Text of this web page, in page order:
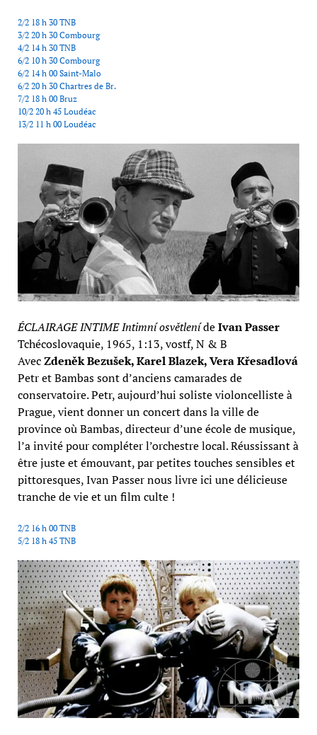
2/2 18 h 30 TNB
3/2 20 h 30 Combourg
4/2 14 h 30 TNB
6/2 10 h 30 Combourg
6/2 14 h 00 Saint-Malo
6/2 20 h 30 Chartres de Br.
7/2 18 h 00 Bruz
10/2 20 h 45 Loudéac
13/2 11 h 00 Loudéac
ÉCLAIRAGE INTIMEIntimní osvětlenídeIvan Passer
Tchécoslovaquie, 1965, 1:13, vostf, N & B
AvecZdeněk Bezušek, Karel Blazek, Vera Křesadlová
Petr et Bambas sont d’anciens camarades de
conservatoire. Petr, aujourd’hui soliste violoncelliste à
Prague, vient donner un concert dans la ville de
province où Bambas, directeur d’une école de musique,
l’a invité pour compléter l’orchestre local. Réussissant à
être juste et émouvant, par petites touches sensibles et
pittoresques, Ivan Passer nous livre ici une délicieuse
tranche de vie et un film culte !
2/2 16 h 00 TNB
5/2 18 h 45 TNB